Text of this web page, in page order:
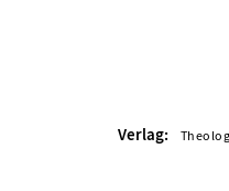
Verlag: